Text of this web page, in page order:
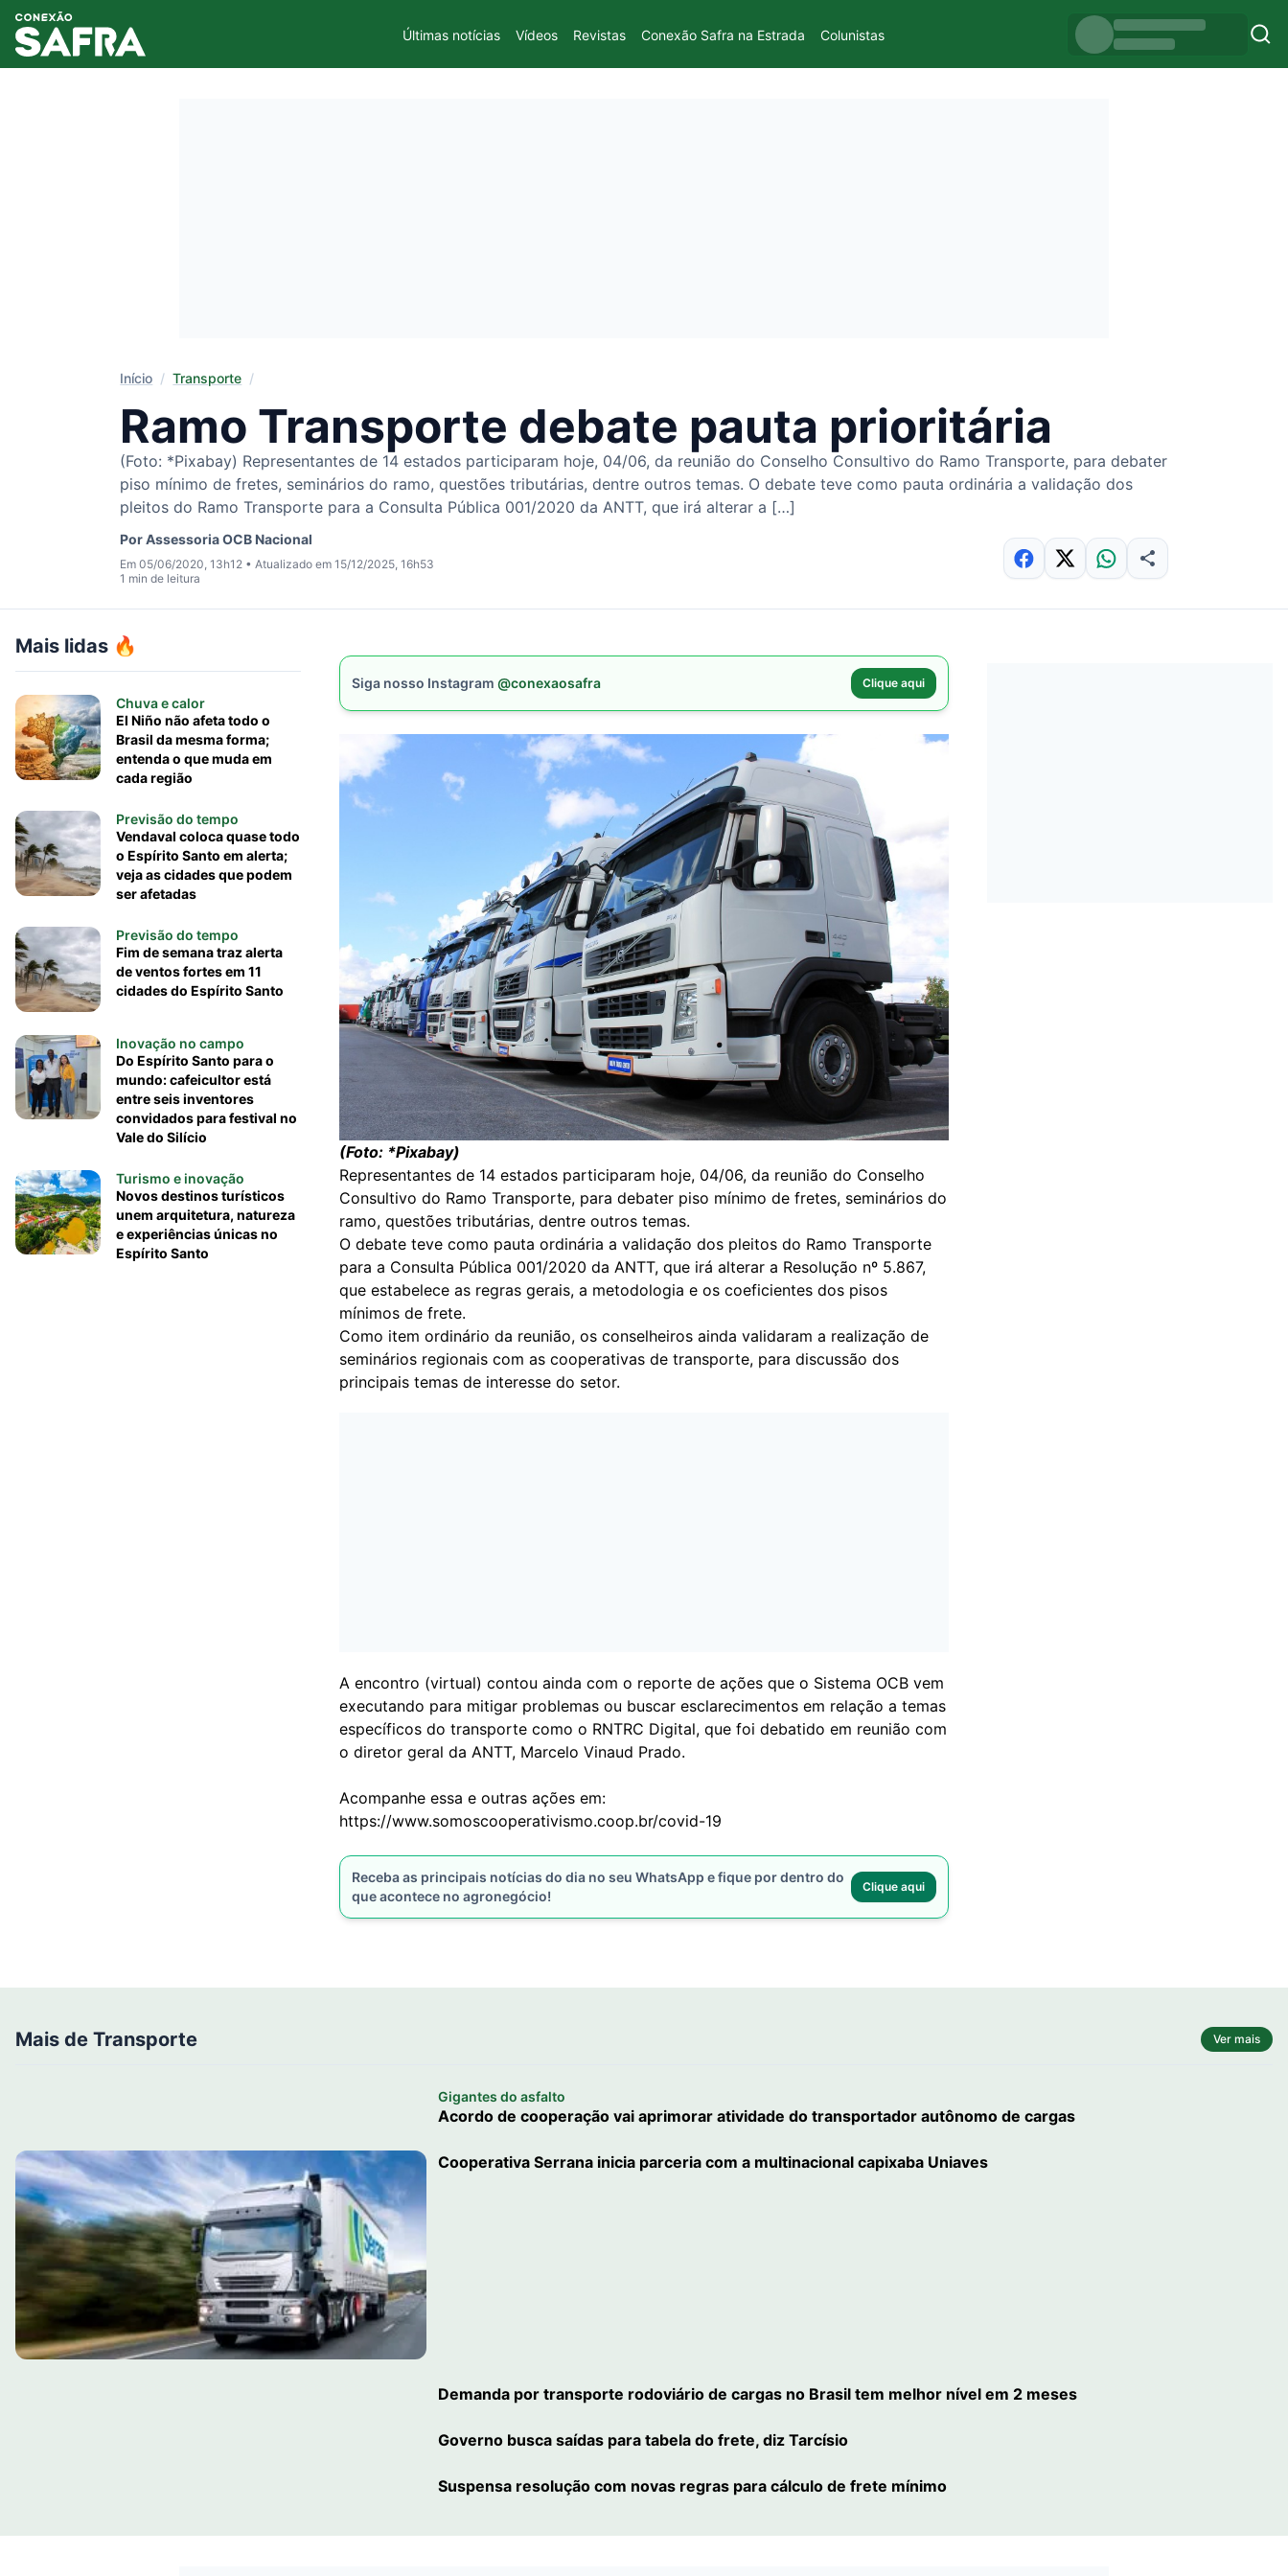
Últimas notícias Vídeos Revistas Conexão Safra na Estrada Colunistas
Início /Transporte /
Ramo Transporte debate pauta prioritária
(Foto: *Pixabay) Representantes de 14 estados participaram hoje, 04/06, da reunião do Conselho Consultivo do Ramo Transporte, para debater
piso mínimo de fretes, seminários do ramo, questões tributárias, dentre outros temas. O debate teve como pauta ordinária a validação dos
pleitos do Ramo Transporte para a Consulta Pública 001/2020 da ANTT, que irá alterar a […]
PorAssessoria OCB Nacional
Em 05/06/2020, 13h12 • Atualizado em 15/12/2025, 16h53
1 min de leitura
Mais lidas 🔥
Chuva e calor
El Niño não afeta todo o
Brasil da mesma forma;
entenda o que muda em
cada região
Previsão do tempo
Vendaval coloca quase todo
o Espírito Santo em alerta;
veja as cidades que podem
ser afetadas
Previsão do tempo
Fim de semana traz alerta
de ventos fortes em 11
cidades do Espírito Santo
Inovação no campo
Do Espírito Santo para o
mundo: cafeicultor está
entre seis inventores
convidados para festival no
Vale do Silício
Turismo e inovação
Novos destinos turísticos
unem arquitetura, natureza
e experiências únicas no
Espírito Santo
Siga nosso Instagram @conexaosafra Clique aqui
(Foto: *Pixabay)
Representantes de 14 estados participaram hoje, 04/06, da reunião do Conselho
Consultivo do Ramo Transporte, para debater piso mínimo de fretes, seminários do
ramo, questões tributárias, dentre outros temas.
O debate teve como pauta ordinária a validação dos pleitos do Ramo Transporte
para a Consulta Pública 001/2020 da ANTT, que irá alterar a Resolução nº 5.867,
que estabelece as regras gerais, a metodologia e os coeficientes dos pisos
mínimos de frete.
Como item ordinário da reunião, os conselheiros ainda validaram a realização de
seminários regionais com as cooperativas de transporte, para discussão dos
principais temas de interesse do setor.
A encontro (virtual) contou ainda com o reporte de ações que o Sistema OCB vem
executando para mitigar problemas ou buscar esclarecimentos em relação a temas
específicos do transporte como o RNTRC Digital, que foi debatido em reunião com
o diretor geral da ANTT, Marcelo Vinaud Prado.
Acompanhe essa e outras ações em:
https://www.somoscooperativismo.coop.br/covid-19
Receba as principais notícias do dia no seu WhatsApp e fique por dentro do
que acontece no agronegócio!
Clique aqui
Mais de Transporte Ver mais
Gigantes do asfalto
Acordo de cooperação vai aprimorar atividade do transportador autônomo de cargas
Cooperativa Serrana inicia parceria com a multinacional capixaba Uniaves
Demanda por transporte rodoviário de cargas no Brasil tem melhor nível em 2 meses
Governo busca saídas para tabela do frete, diz Tarcísio
Suspensa resolução com novas regras para cálculo de frete mínimo